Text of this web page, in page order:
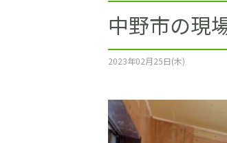
土地を
ショー
中野市の
2023年02月25日(木)